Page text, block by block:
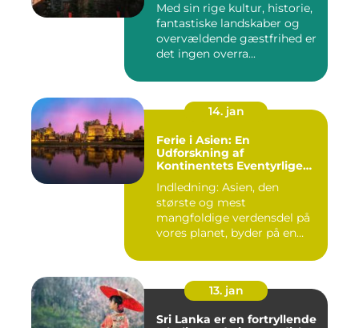
Med sin rige kultur, historie,
fantastiske landskaber og
overvældende gæstfrihed er
det ingen overra...
14. jan
Ferie i Asien: En
Udforskning af
Kontinentets Eventyrlige
Indledning: Asien, den
største og mest
mangfoldige verdensdel på
vores planet, byder på en
13. jan
Sri Lanka er en fortryllende